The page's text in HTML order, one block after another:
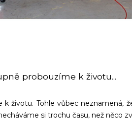
probouzíme k životu...
životu. Tohle vůbec neznamená,
si trochu času, než něco